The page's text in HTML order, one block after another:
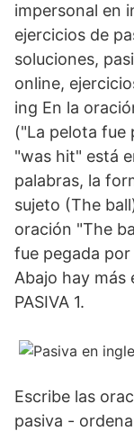
impersonal en
ejercicios de
soluciones,
online,
ing En la
("La pelota fue
"was hit" está
palabras, la
sujeto (The
oración "The
fue pegada
Abajo hay más
PASIVA 1.
Escribe las
pasiva -